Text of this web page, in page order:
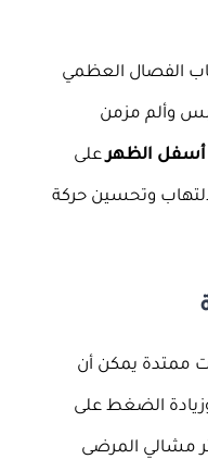
الفصال العظمي
وألم مزمن
أسفل الظهرعلى
وتحسين حركة
ممتدة يمكن أن
الضغط على
مشالي المرضى